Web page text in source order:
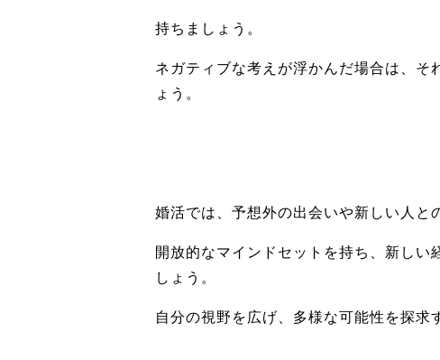
持ちましょう。
ネガティブな考えが浮かんだ場合は、そ
ょう。
婚活では、予想外の出会いや新しい人と
開放的なマインドセットを持ち、新しい
しょう。
自分の視野を広げ、多様な可能性を探求